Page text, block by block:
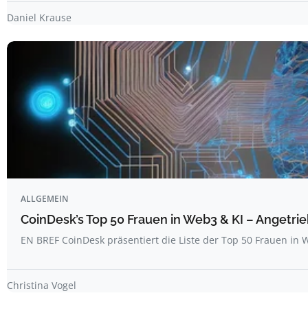
Daniel Krause
ALLGEMEIN
CoinDesk’s Top 50 Frauen in Web3 & KI –
EN BREF CoinDesk präsentiert die Liste der Top 50 Frauen in
Christina Vogel